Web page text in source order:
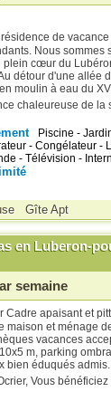
de
Nous sommes
plein cœur du
détour d'une allée
moulin à eau du
chaleureuse de la
Piscine -
- Congélateur -
- Télévision -
Gîte Apt
en Luberon-
semaine
Cadre apaisant et
maison et ménage
vacances
m, parking
bien éduqués
Vous